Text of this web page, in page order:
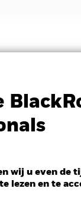
wij u even de
lezen en te